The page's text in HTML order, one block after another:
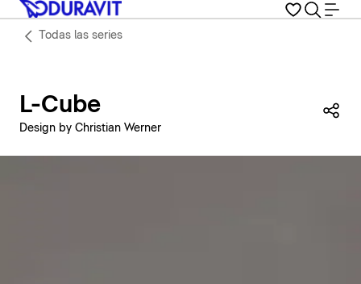
Todas las series
L-Cube
Design by Christian Werner